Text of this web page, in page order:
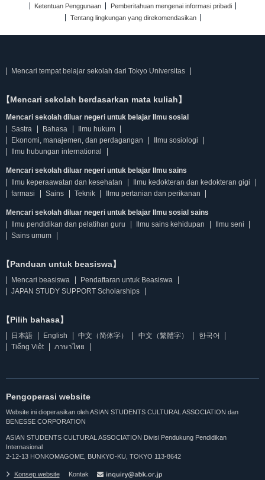
Ketentuan Penggunaan
Pemberitahuan mengenai informasi pribadi
Tentang lingkungan yang direkomendasikan
Mencari tempat belajar sekolah dari Tokyo Universitas
【Mencari sekolah berdasarkan mata kuliah】
Mencari sekolah diluar negeri untuk belajar Ilmu sosial
Sastra
Bahasa
Ilmu hukum
Ekonomi, manajemen, dan perdagangan
Ilmu sosiologi
Ilmu hubungan international
Mencari sekolah diluar negeri untuk belajar Ilmu sains
Ilmu keperaawatan dan kesehatan
Ilmu kedokteran dan kedokteran gigi
farmasi
Sains Teknik Ilmu pertanian dan perikanan
Mencari sekolah diluar negeri untuk belajar Ilmu sosial sains
Ilmu pendidikan dan pelatihan guru
Ilmu sains kehidupan
Ilmu seni
Sains umum
【Panduan untuk beasiswa】
Mencari beasiswa
Pendaftaran untuk Beasiswa
JAPAN STUDY SUPPORT Scholarships
【Pilih bahasa】
日本語 English 中文（简体字） 中文（繁體字）
한국어
Tiếng Việt
ภาษาไทย
Pengoperasi website
Website ini dioperasikan oleh ASIAN STUDENTS CULTURAL ASSOCIATION dan
BENESSE CORPORATION
ASIAN STUDENTS CULTURAL ASSOCIATION Divisi Pendukung Pendidikan
Internasional
2-12-13 HONKOMAGOME, BUNKYO-KU, TOKYO 113-8642
Konsep website Kontak